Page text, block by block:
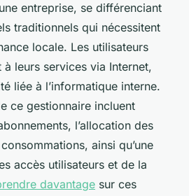
entreprise, se différenciant
traditionnels qui nécessitent
locale. Les utilisateurs
leurs services via Internet,
liée à l’informatique interne.
ce gestionnaire incluent
l’allocation des
ainsi qu’une
accès utilisateurs et de la
davantage sur ces